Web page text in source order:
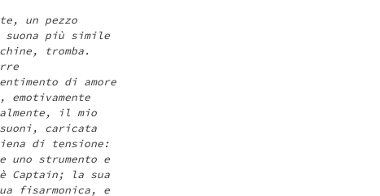
un pezzo
più simile
tromba.
di amore
il mio
caricata
di tensione:
strumento e
Captain; la sua
fisarmonica, e